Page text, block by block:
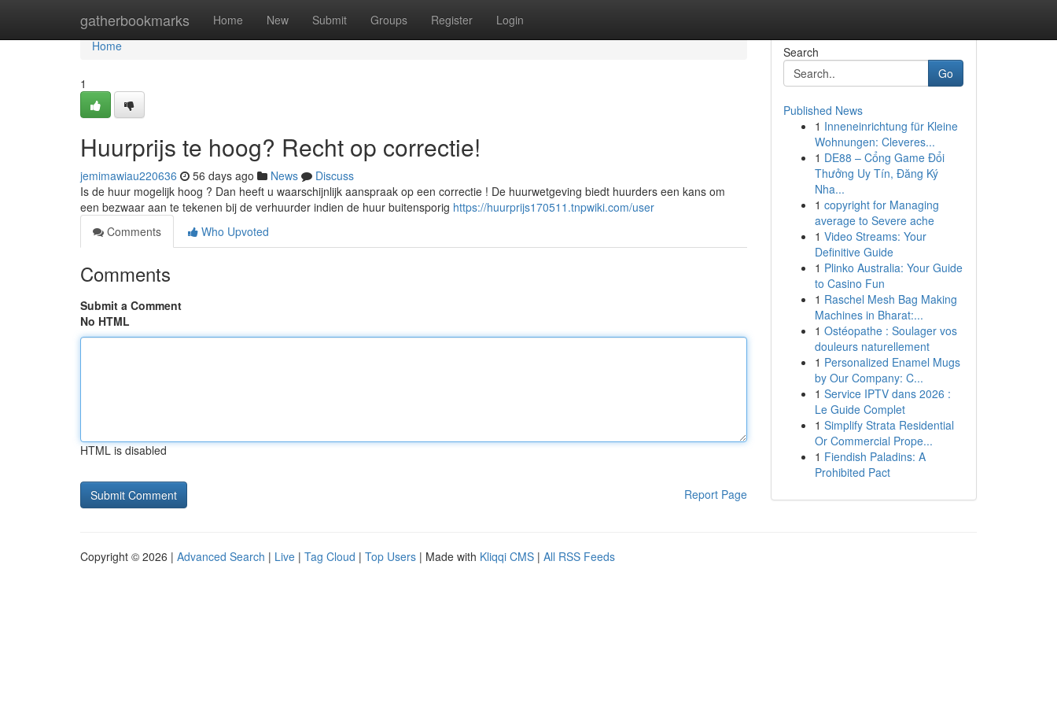
gatherbookmarks Home New Submit Groups Register Login
Home
Home
1
Huurprijs te hoog? Recht op correctie!
jemimawiau220636 56 days ago News
Discuss
Is de huur mogelijk hoog ? Dan heeft u waarschijnlijk aanspraak op een correctie ! De huurwetgeving biedt huurders een kans om
een bezwaar aan te tekenen bij de verhuurder indien de huur buitensporig https://huurprijs170511.tnpwiki.com/user
Comments
Who Upvoted
Comments
Submit a Comment
No HTML
HTML is disabled
Report Page
Search
Go
Published News
1 Inneneinrichtung für Kleine
Wohnungen: Cleveres...
1 DE88 – Cổng Game Đổi
Thưởng Uy Tín, Đăng Ký
Nha...
1 copyright for Managing
average to Severe ache
1 Video Streams: Your
Definitive Guide
1 Plinko Australia: Your Guide
to Casino Fun
1 Raschel Mesh Bag Making
Machines in Bharat:...
1 Ostéopathe : Soulager vos
douleurs naturellement
1 Personalized Enamel Mugs
by Our Company: C...
1 Service IPTV dans 2026 :
Le Guide Complet
1 Simplify Strata Residential
Or Commercial Prope...
1 Fiendish Paladins: A
Prohibited Pact
Copyright © 2026 | Advanced Search | Live | Tag Cloud | Top Users | Made with Kliqqi CMS | All RSS Feeds